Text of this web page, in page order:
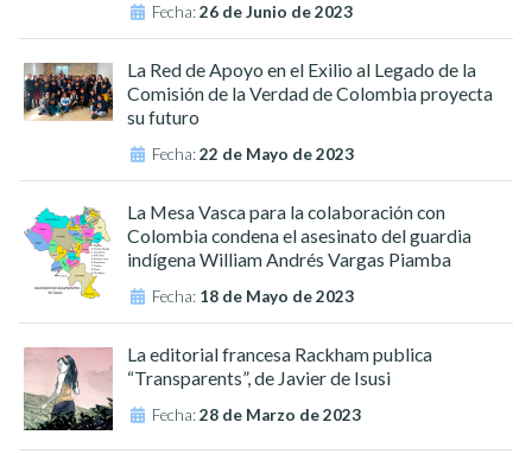
Fecha:26 de Junio de 2023
La Red de Apoyo en el Exilio al Legado de la
Comisión de la Verdad de Colombia proyecta
su futuro
Fecha:22 de Mayo de 2023
La Mesa Vasca para la colaboración con
Colombia condena el asesinato del guardia
indígena William Andrés Vargas Piamba
Fecha: 18 de Mayo de 2023
La editorial francesa Rackham publica
“Transparents”, de Javier de Isusi
Fecha:28 de Marzo de 2023